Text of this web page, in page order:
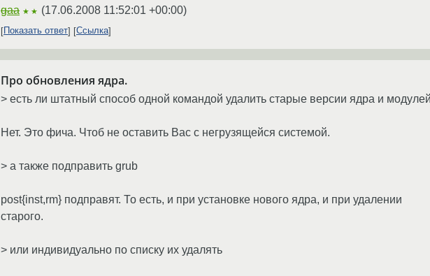
gaa ★★ (17.06.2008 11:52:01 +00:00)
Показать ответ Ссылка
Про обновления ядра.
> есть ли штатный способ одной командой удалить старые версии ядра и
Нет. Это фича. Чтоб не оставить Вас с негрузящейся системой.
> а также подправить grub
post{inst,rm} подправят. То есть, и при установке нового ядра, и при удалении
старого.
> или индивидуально по списку их удалять